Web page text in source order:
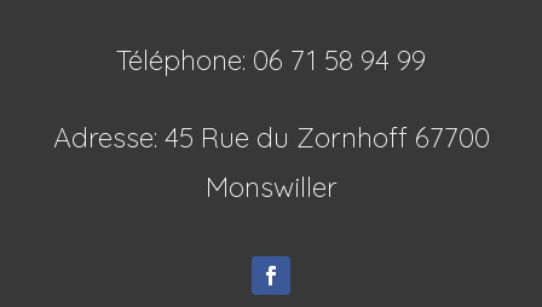
Téléphone: 06 71 58 94 99
Adresse: 45 Rue du Zornhoff 67700
Monswiller